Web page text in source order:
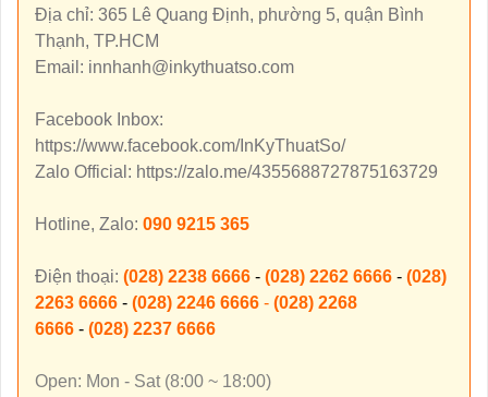
Địa chỉ: 365 Lê Quang Định, phường 5, quận Bình
Thạnh, TP.HCM
Email: innhanh@inkythuatso.com
Facebook Inbox:
https://www.facebook.com/InKyThuatSo/
Zalo Official: https://zalo.me/4355688727875163729
Hotline, Zalo: 090 9215 365
Điện thoại: (028) 2238 6666 - (028) 2262 6666 - (028)
2263 6666 - (028) 2246 6666 - (028) 2268
6666 - (028) 2237 6666
Open: Mon - Sat (8:00 ~ 18:00)